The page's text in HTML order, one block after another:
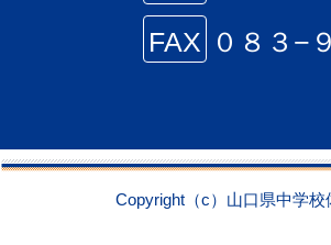
FAX ０８３−
Copyright（c）山口県中学